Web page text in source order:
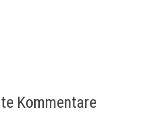
Kommentare